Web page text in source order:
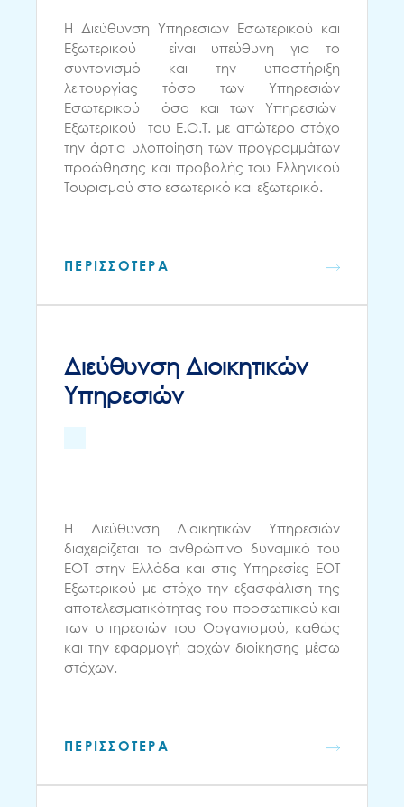
H Διεύθυνση Υπηρεσιών Εσωτερικού και
Εξωτερικού είναι υπεύθυνη για το
συντονισμό και την υποστήριξη
λειτουργίας τόσο των Υπηρεσιών
Εσωτερικού όσο και των Υπηρεσιών
Εξωτερικού του Ε.Ο.Τ. με απώτερο στόχο
την άρτια υλοποίηση των προγραμμάτων
προώθησης και προβολής του Ελληνικού
Τουρισμού στο εσωτερικό και εξωτερικό.
ΠΕΡΙΣΣΟΤΕΡΑ
Διεύθυνση Διοικητικών
Υπηρεσιών
Η Διεύθυνση Διοικητικών Υπηρεσιών
διαχειρίζεται το ανθρώπινο δυναμικό του
ΕΟΤ στην Ελλάδα και στις Υπηρεσίες ΕΟΤ
Εξωτερικού με στόχο την εξασφάλιση της
αποτελεσματικότητας του προσωπικού και
των υπηρεσιών του Οργανισμού, καθώς
και την εφαρμογή αρχών διοίκησης μέσω
στόχων.
ΠΕΡΙΣΣΟΤΕΡΑ